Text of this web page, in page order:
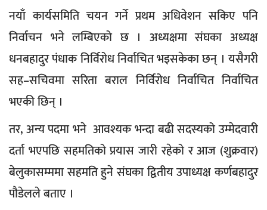
नयाँ कार्यसमिति चयन गर्ने प्रथम अधिवेशन सकिए पनि
निर्वाचन भने लम्बिएको छ । अध्यक्षमा संघका अध्यक्ष
धनबहादुर पंधाक निर्विरोध निर्वाचित भइसकेका छन् । यसैगरी
सह–सचिवमा सरिता बराल निर्विरोध निर्वाचित निर्वाचित
भएकी छिन् ।
तर, अन्य पदमा भने आवश्यक भन्दा बढी सदस्यको उम्मेदवारी
दर्ता भएपछि सहमतिको प्रयास जारी रहेको र आज (शुक्रवार)
बेलुकासम्ममा सहमति हुने संघका द्वितीय उपाध्यक्ष कर्णबहादुर
पौडेलले बताए ।